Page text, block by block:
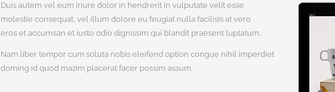
Duis autem vel eum iriure dolor in hendrerit in vulputate velit esse
molestie consequat, vel illum dolore eu feugiat nulla facilisis at vero
eros et accumsan et iusto odio dignissim qui blandit praesent luptatum.
Nam liber tempor cum soluta nobis eleifend option congue nihil imperdiet
doming id quod mazim placerat facer possim assum.